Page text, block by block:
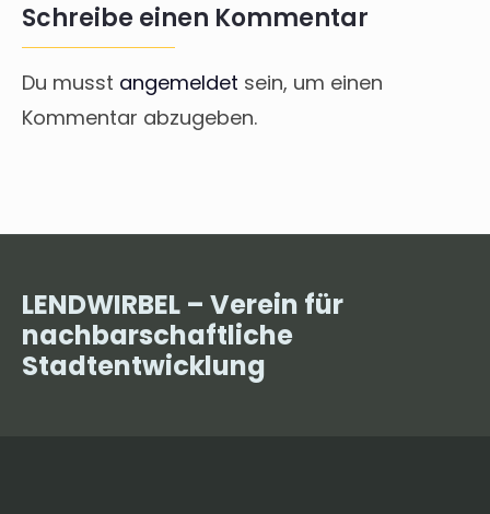
Schreibe einen Kommentar
Du musst angemeldet sein, um einen
Kommentar abzugeben.
LENDWIRBEL – Verein für
nachbarschaftliche
Stadtentwicklung